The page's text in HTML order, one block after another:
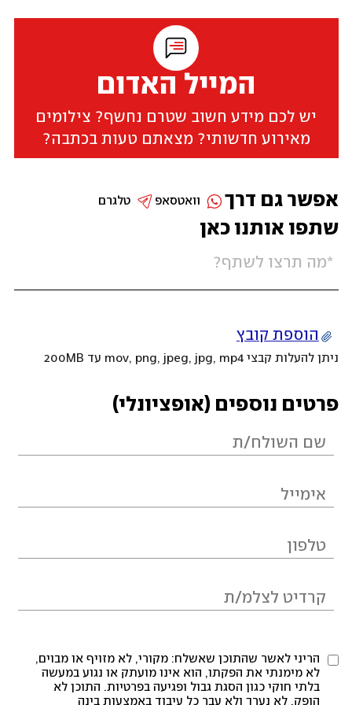
המייל האדום
יש לכם מידע חשוב שטרם נחשף? צילומים
מאירוע חדשותי? מצאתם טעות בכתבה?
שתפו אותנו כאן
הוספת קובץ
ניתן להעלות קבצי mov, png, jpeg, jpg, mp4 עד 200MB
פרטים נוספים (אופציונלי)
הריני לאשר שהתוכן שאשלח: מקורי, לא מזויף או מבוים,
לא מימנתי את הפקתו, הוא אינו מועתק או נגוע במעשה
בלתי חוקי כגון הסגת גבול ופגיעה בפרטיות. התוכן לא
הופק, לא נערך ולא עבר כל עיבוד באמצעות בינה
אפשר גם דרך טלגרם וואטסאפ